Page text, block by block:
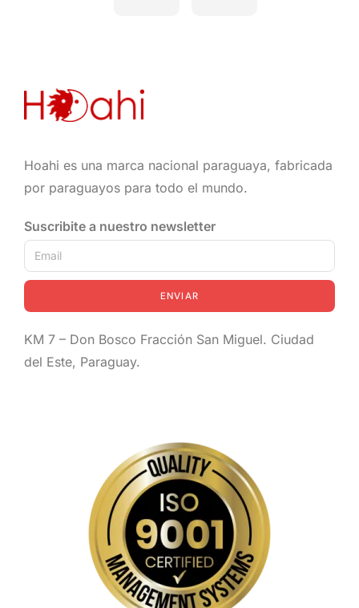
Hoahi es una marca nacional paraguaya, fabricada
por paraguayos para todo el mundo.
Suscribite a nuestro newsletter
ENVIAR
KM 7 – Don Bosco Fracción San Miguel. Ciudad
del Este, Paraguay.